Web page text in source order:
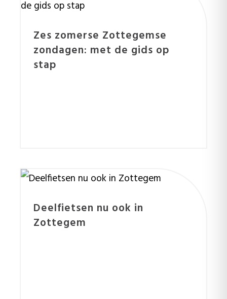
Zes zomerse Zottegemse
zondagen: met de gids op
stap
Deelfietsen nu ook in
Zottegem